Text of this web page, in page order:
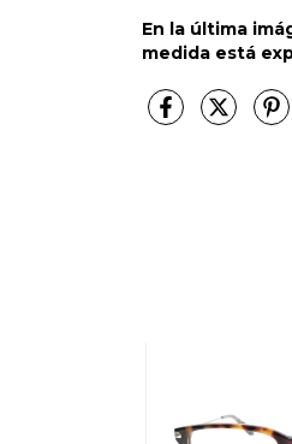
En la última
medida está